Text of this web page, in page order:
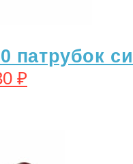
патрубок
₽